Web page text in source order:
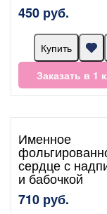
450 руб.
Купить
Заказать в 1
Именное
сердце с
и бабочкой
710 руб.